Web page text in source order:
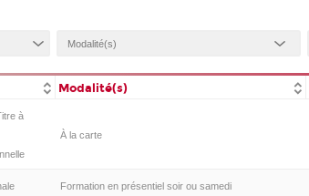
Modalité(s)
à
À la carte
Formation en présentiel soir ou samedi